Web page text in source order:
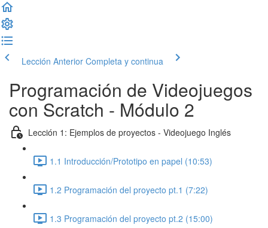
Lección Anterior Completa y continua
Programación de Videojuegos
con Scratch - Módulo 2
Lección 1: Ejemplos de proyectos - Videojuego Inglés
1.1 Introducción/Prototipo en papel (10:53)
1.2 Programación del proyecto pt.1 (7:22)
1.3 Programación del proyecto pt.2 (15:00)